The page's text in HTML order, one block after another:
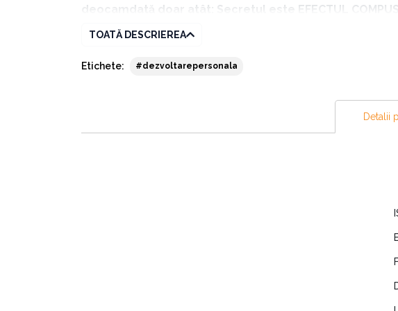
deocamdată doar atât: Secretul este EFECTUL
printr-o serie de alegeri mici și inteligente”.
Tony Robbins cel care se autointitulează „antrenorul
„Efectul compus se bazează pe un principiu pe care l-
o dorești, fie spre dezastru. De fapt, tocmai deciziile
și numai doi milimetri, traiectoria ți se va schimba; o
toate aceste decizii îți modelează viața pe care o
Însă vestea bună este că schimbarea stă în puterea ta.”
Așadar, citește doar câte trei pagini dintr-o carte înainte de
TOATĂ DESCRIEREA
Etichete: #dezvoltarepersonala
Detalii